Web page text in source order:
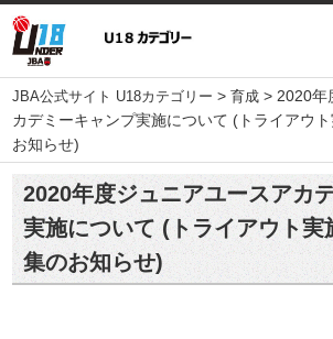
JBA公式サイト U18カテゴリー >育成 >2020年
カデミーキャンプ実施について (トライアウ
お知らせ)
2020年度ジュニアユースアカ
実施について (トライアウト実
集のお知らせ)